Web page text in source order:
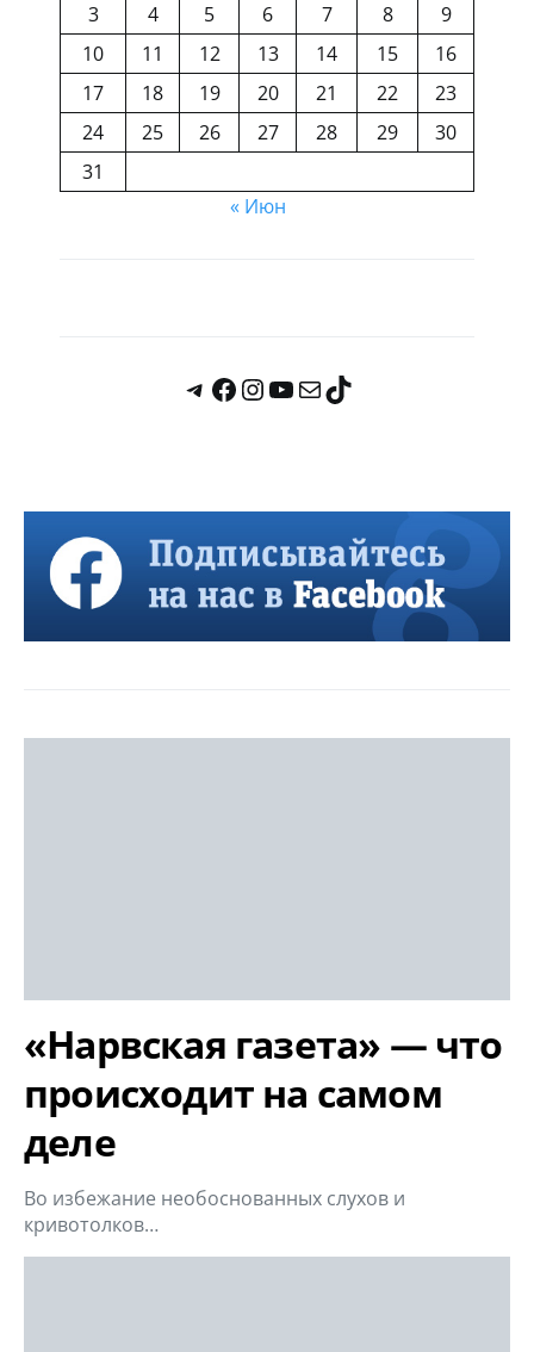
3 4 5 6 7 8
9
10
11 12 13 14 15
16
17
18 19 20 21 22
23
24
25 26 27 28 29
30
31
« Июн
«Нарвская газета» — что
происходит на самом
деле
Во избежание необоснованных слухов и
кривотолков…